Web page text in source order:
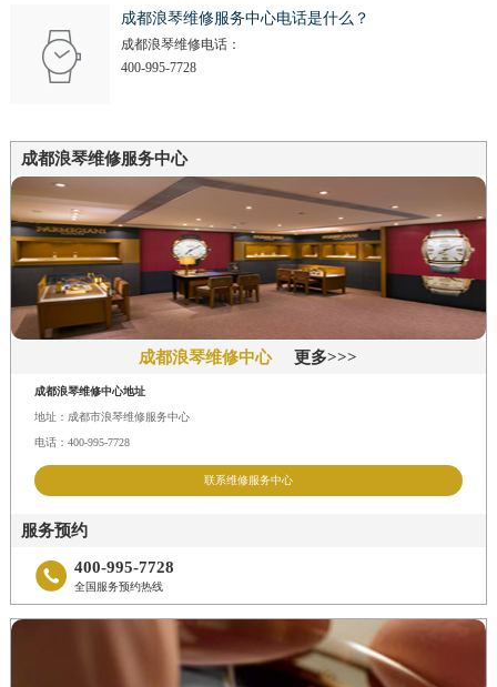
成都浪琴维修服务中心电话是什么？
成都浪琴维修电话：
400-995-7728
成都浪琴维修服务中心
成都浪琴维修中心 更多>>>
成都浪琴维修中心地址
地址：成都市浪琴维修服务中心
电话：400-995-7728
联系维修服务中心
服务预约
 400-995-7728
全国服务预约热线